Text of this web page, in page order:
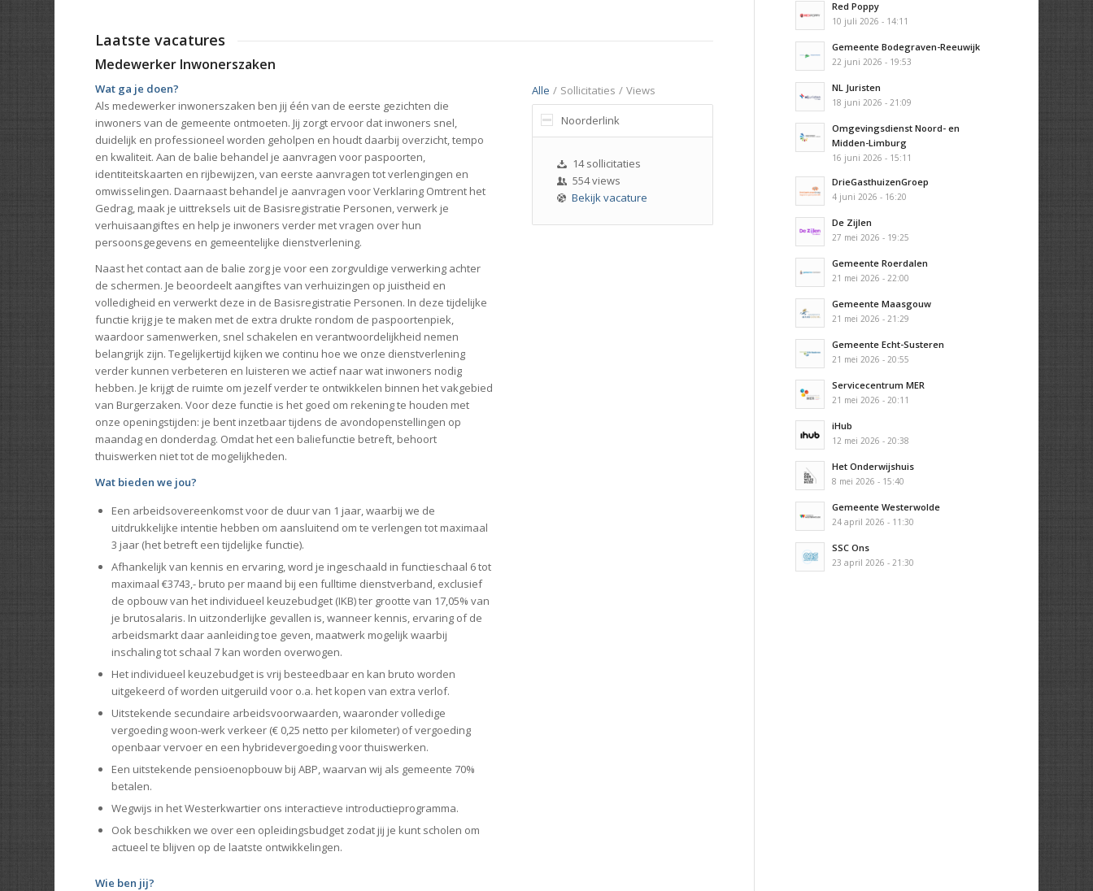
Laatste vacatures
Medewerker Inwonerszaken
Wat ga je doen?
Als medewerker inwonerszaken ben jij één van de eerste gezichten die
inwoners van de gemeente ontmoeten. Jij zorgt ervoor dat inwoners snel,
duidelijk en professioneel worden geholpen en houdt daarbij overzicht, tempo
en kwaliteit. Aan de balie behandel je aanvragen voor paspoorten,
identiteitskaarten en rijbewijzen, van eerste aanvragen tot verlengingen en
omwisselingen. Daarnaast behandel je aanvragen voor Verklaring Omtrent het
Gedrag, maak je uittreksels uit de Basisregistratie Personen, verwerk je
verhuisaangiftes en help je inwoners verder met vragen over hun
persoonsgegevens en gemeentelijke dienstverlening.
Naast het contact aan de balie zorg je voor een zorgvuldige verwerking achter
de schermen. Je beoordeelt aangiftes van verhuizingen op juistheid en
volledigheid en verwerkt deze in de Basisregistratie Personen. In deze tijdelijke
functie krijg je te maken met de extra drukte rondom de paspoortenpiek,
waardoor samenwerken, snel schakelen en verantwoordelijkheid nemen
belangrijk zijn. Tegelijkertijd kijken we continu hoe we onze dienstverlening
verder kunnen verbeteren en luisteren we actief naar wat inwoners nodig
hebben. Je krijgt de ruimte om jezelf verder te ontwikkelen binnen het vakgebied
van Burgerzaken. Voor deze functie is het goed om rekening te houden met
onze openingstijden: je bent inzetbaar tijdens de avondopenstellingen op
maandag en donderdag. Omdat het een baliefunctie betreft, behoort
thuiswerken niet tot de mogelijkheden.
Wat bieden we jou?
Een arbeidsovereenkomst voor de duur van 1 jaar, waarbij we de
uitdrukkelijke intentie hebben om aansluitend om te verlengen tot maximaal
3 jaar (het betreft een tijdelijke functie).
Afhankelijk van kennis en ervaring, word je ingeschaald in functieschaal 6 tot
maximaal €3743,- bruto per maand bij een fulltime dienstverband, exclusief
de opbouw van het individueel keuzebudget (IKB) ter grootte van 17,05% van
je brutosalaris. In uitzonderlijke gevallen is, wanneer kennis, ervaring of de
arbeidsmarkt daar aanleiding toe geven, maatwerk mogelijk waarbij
inschaling tot schaal 7 kan worden overwogen.
Het individueel keuzebudget is vrij besteedbaar en kan bruto worden
uitgekeerd of worden uitgeruild voor o.a. het kopen van extra verlof.
Uitstekende secundaire arbeidsvoorwaarden, waaronder volledige
vergoeding woon-werk verkeer (€ 0,25 netto per kilometer) of vergoeding
openbaar vervoer en een hybridevergoeding voor thuiswerken.
Een uitstekende pensioenopbouw bij ABP, waarvan wij als gemeente 70%
betalen.
Wegwijs in het Westerkwartier ons interactieve introductieprogramma.
Ook beschikken we over een opleidingsbudget zodat jij je kunt scholen om
actueel te blijven op de laatste ontwikkelingen.
Wie ben jij?
Alle / Sollicitaties / Views
Noorderlink
14 sollicitaties
554 views
Bekijk vacature
Red Poppy
10 juli 2026 - 14:11
Gemeente Bodegraven-Reeuwijk
22 juni 2026 - 19:53
NL Juristen
18 juni 2026 - 21:09
Omgevingsdienst Noord- en
Midden-Limburg
16 juni 2026 - 15:11
DrieGasthuizenGroep
4 juni 2026 - 16:20
De Zijlen
27 mei 2026 - 19:25
Gemeente Roerdalen
21 mei 2026 - 22:00
Gemeente Maasgouw
21 mei 2026 - 21:29
Gemeente Echt-Susteren
21 mei 2026 - 20:55
Servicecentrum MER
21 mei 2026 - 20:11
iHub
12 mei 2026 - 20:38
Het Onderwijshuis
8 mei 2026 - 15:40
Gemeente Westerwolde
24 april 2026 - 11:30
SSC Ons
23 april 2026 - 21:30